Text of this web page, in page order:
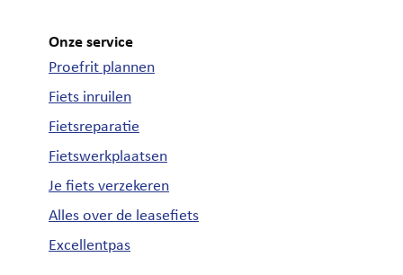
Onze service
Proefrit plannen
Fiets inruilen
Fietsreparatie
Fietswerkplaatsen
Je fiets verzekeren
Alles over de leasefiets
Excellentpas